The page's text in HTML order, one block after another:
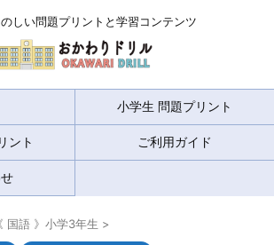
しい問題プリントと学習コンテンツ
小学生 問題プリント
ント ご利用ガイド
国語 》小学3年生 >